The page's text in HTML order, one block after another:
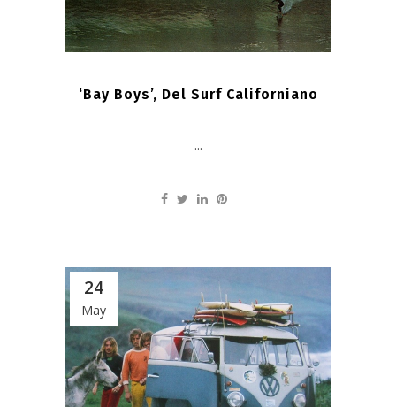
‘Bay Boys’, Del Surf Californiano
...
24
May